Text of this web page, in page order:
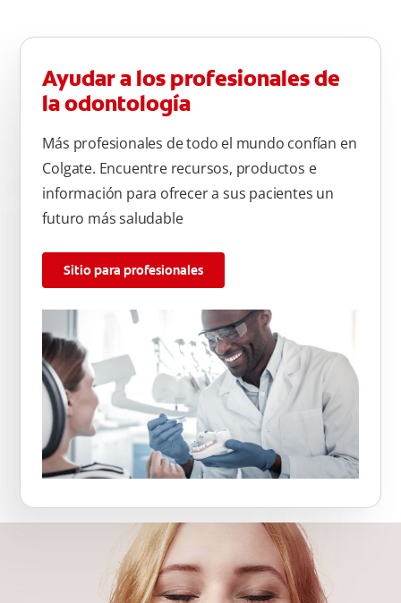
Ayudar a los profesionales de
la odontología
Más profesionales de todo el mundo confían en
Colgate. Encuentre recursos, productos e
información para ofrecer a sus pacientes un
futuro más saludable
Sitio para profesionales